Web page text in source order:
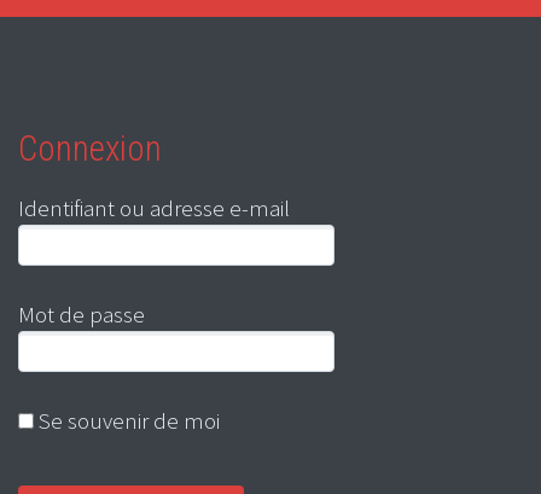
Connexion
Identifiant ou adresse e-mail
Mot de passe
Se souvenir de moi